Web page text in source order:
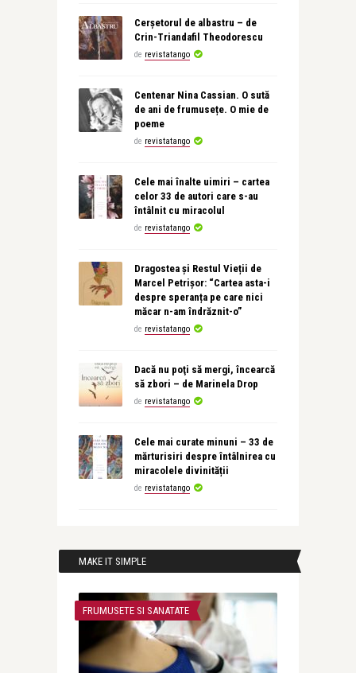
Cerșetorul de albastru – de
Crin-Triandafil Theodorescu
de revistatango
Centenar Nina Cassian. O sută
de ani de frumusețe. O mie de
poeme
de revistatango
Cele mai înalte uimiri – cartea
celor 33 de autori care s-au
întâlnit cu miracolul
de revistatango
Dragostea și Restul Vieții de
Marcel Petrișor: “Cartea asta-i
despre speranța pe care nici
măcar n-am îndrăznit-o”
de revistatango
Dacă nu poţi să mergi, încearcă
să zbori – de Marinela Drop
de revistatango
Cele mai curate minuni – 33 de
mărturisiri despre întâlnirea cu
miracolele divinității
de revistatango
MAKE IT SIMPLE
FRUMUSETE SI SANATATE